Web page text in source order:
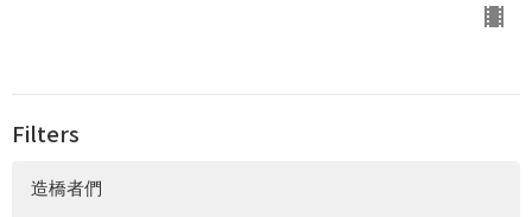
Filters
造橋者們